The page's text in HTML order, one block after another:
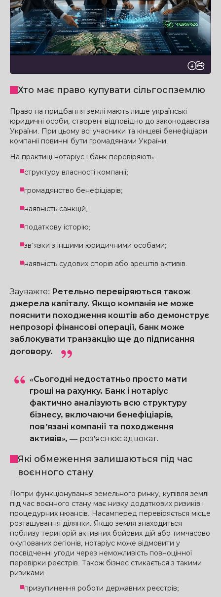
Хто має право купувати сільгоспземлю
Право на придбання землі мають лише українські
юридичні особи, створені відповідно до законодавства
України. При цьому всі учасники та кінцеві бенефіціари
компанії повинні бути громадянами України.
На практиці нотаріус і банк перевіряють:
структуру власності компанії;
громадянство бенефіціарів;
наявність санкцій;
податкову історію;
зв’язки з іншими юридичними особами;
наявність судових спорів або арештів активів.
Зауважте: Ретельно перевіряються також
джерела капіталу. Якщо компанія не може
пояснити походження коштів або демонструє
непрозорі фінансові операції, банк може
заблокувати транзакцію ще до підписання
договору.
«Сьогодні недостатньо просто мати
гроші на рахунку. Банк і нотаріус
фактично аналізують всю структуру
бізнесу, включаючи бенефіціарів,
пов’язані компанії та походження
активів», — роз'яснює адвокат.
Які обмеження залишаються під час
воєнного стану
Попри функціонування земельного ринку, купівля землі
під час воєнного стану має низку додаткових ризиків і
процедурних нюансів. Насамперед перевіряється місце
розташування ділянки. Якщо земля знаходиться
поблизу територій активних бойових дій або тимчасово
окупованих регіонів, нотаріус може відмовити у
посвідченні угоди через неможливість повноцінної
перевірки реєстрів. Також бізнес стикається з такими
ризиками:
призупинення роботи державних реєстрів;